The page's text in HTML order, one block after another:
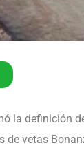
la definición
vetas